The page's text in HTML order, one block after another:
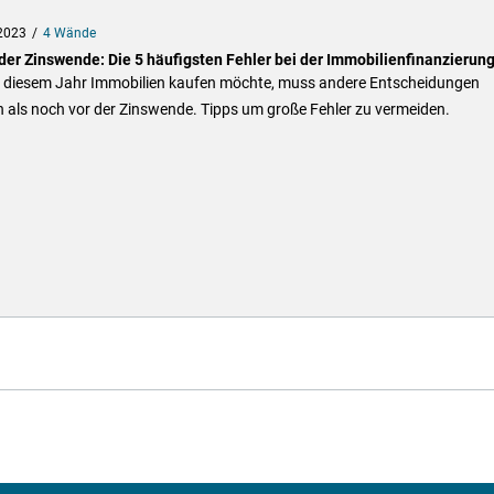
4 Wände
Zinswende: Die 5 häufigsten Fehler bei der Immobilienfinanzierung
diesem Jahr Immobilien kaufen möchte, muss andere Entscheidungen
als noch vor der Zinswende. Tipps um große Fehler zu vermeiden.